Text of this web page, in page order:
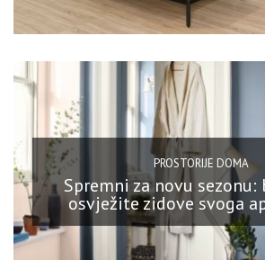
PROSTORIJE DOMA
Spremni za novu sezonu:
osvježite zidove svoga